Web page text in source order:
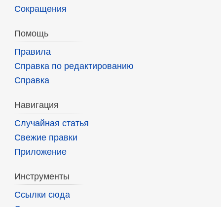
Сокращения
Помощь
Правила
Справка по редактированию
Справка
Навигация
Случайная статья
Свежие правки
Приложение
Инструменты
Ссылки сюда